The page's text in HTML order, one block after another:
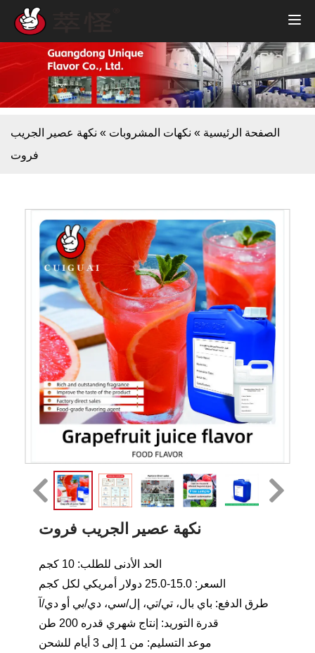
الصفحة الرئيسية » نكهات المشروبات » نكهة عصير الجريب
فروت
نكهة عصير الجريب فروت
الحد الأدنى للطلب: 10 كجم
السعر: 15.0-25.0 دولار أمريكي لكل كجم
طرق الدفع: باي بال، تي/تي، إل/سي، دي/بي أو دي/آ
قدرة التوريد: إنتاج شهري قدره 200 طن
موعد التسليم: من 1 إلى 3 أيام للشحن